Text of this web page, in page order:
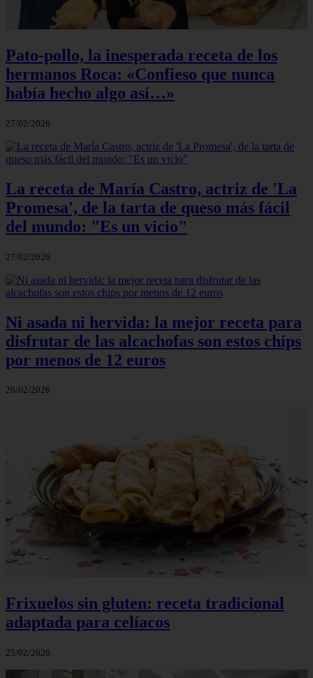
Pato-pollo, la inesperada receta de los
hermanos Roca: «Confieso que nunca
había hecho algo así…»
27/02/2026
La receta de María Castro, actriz de 'La
Promesa', de la tarta de queso más fácil
del mundo: "Es un vicio"
27/02/2026
Ni asada ni hervida: la mejor receta para
disfrutar de las alcachofas son estos chips
por menos de 12 euros
26/02/2026
Frixuelos sin gluten: receta tradicional
adaptada para celíacos
25/02/2026